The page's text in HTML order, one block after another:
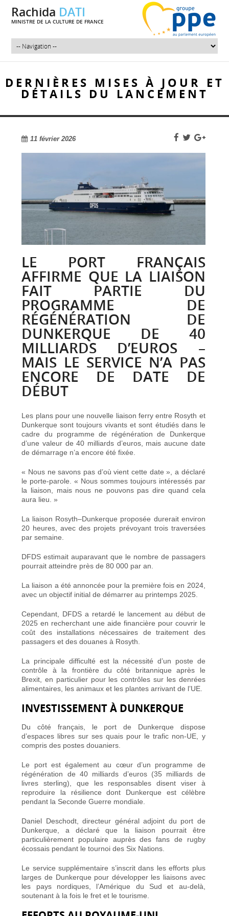
Rachida DATI
MINISTRE DE LA CULTURE DE FRANCE
DERNIÈRES MISES À JOUR ET
DÉTAILS DU LANCEMENT
11 février 2026
LE PORT FRANÇAIS
AFFIRME QUE LA LIAISON
FAIT PARTIE DU
PROGRAMME DE
RÉGÉNÉRATION DE
DUNKERQUE DE 40
MILLIARDS D’EUROS –
MAIS LE SERVICE N’A PAS
ENCORE DE DATE DE
DÉBUT
Les plans pour une nouvelle liaison ferry entre Rosyth et
Dunkerque sont toujours vivants et sont étudiés dans le
cadre du programme de régénération de Dunkerque
d’une valeur de 40 milliards d’euros, mais aucune date
de démarrage n’a encore été fixée.
« Nous ne savons pas d’où vient cette date », a déclaré
le porte-parole. « Nous sommes toujours intéressés par
la liaison, mais nous ne pouvons pas dire quand cela
aura lieu. »
La liaison Rosyth–Dunkerque proposée durerait environ
20 heures, avec des projets prévoyant trois traversées
par semaine.
DFDS estimait auparavant que le nombre de passagers
pourrait atteindre près de 80 000 par an.
La liaison a été annoncée pour la première fois en 2024,
avec un objectif initial de démarrer au printemps 2025.
Cependant, DFDS a retardé le lancement au début de
2025 en recherchant une aide financière pour couvrir le
coût des installations nécessaires de traitement des
passagers et des douanes à Rosyth.
La principale difficulté est la nécessité d’un poste de
contrôle à la frontière du côté britannique après le
Brexit, en particulier pour les contrôles sur les denrées
alimentaires, les animaux et les plantes arrivant de l’UE.
INVESTISSEMENT À DUNKERQUE
Du côté français, le port de Dunkerque dispose
d’espaces libres sur ses quais pour le trafic non-UE, y
compris des postes douaniers.
Le port est également au cœur d’un programme de
régénération de 40 milliards d’euros (35 milliards de
livres sterling), que les responsables disent viser à
reproduire la résilience dont Dunkerque est célèbre
pendant la Seconde Guerre mondiale.
Daniel Deschodt, directeur général adjoint du port de
Dunkerque, a déclaré que la liaison pourrait être
particulièrement populaire auprès des fans de rugby
écossais pendant le tournoi des Six Nations.
Le service supplémentaire s’inscrit dans les efforts plus
larges de Dunkerque pour développer les liaisons avec
les pays nordiques, l’Amérique du Sud et au-delà,
soutenant à la fois le fret et le tourisme.